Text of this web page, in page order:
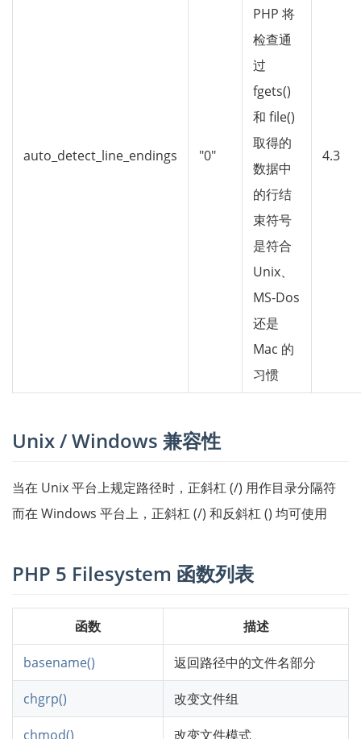
auto_detect_line_endings "0"
PHP 将
检查通
过
fgets()
和 file()
取得的
数据中
的行结
束符号
是符合
Unix、
MS-Dos
还是
Mac 的
习惯
4.3
Unix / Windows 兼容性
当在 Unix 平台上规定路径时，正斜杠 (/) 用作目录分隔符
而在 Windows 平台上，正斜杠 (/) 和反斜杠 () 均可使用
PHP 5 Filesystem 函数列表
函数 描述
basename() 返回路径中的文件名部分
chgrp() 改变文件组
chmod() 改变文件模式